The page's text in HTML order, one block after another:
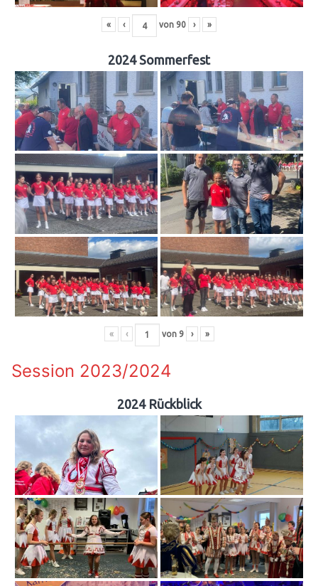
« ‹ von 90 › »
2024 Sommerfest
« ‹ von 9 › »
Session 2023/2024
2024 Rückblick